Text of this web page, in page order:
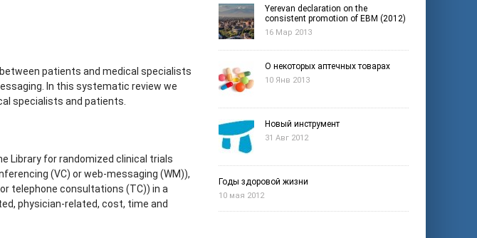
patients and medical specialists
In this systematic review we
specialists and patients.
Library for randomized clinical trials
(VC) or web-messaging (WM)),
telephone consultations (TC)) in a
physician-related, cost, time and
Yerevan declaration on the
consistent promotion of EBM (2012)
16 Мар 2013
О некоторых аптечных товарах
10 Янв 2013
Новый инструмент
31 Авг 2012
Годы здоровой жизни
10 мая 2012